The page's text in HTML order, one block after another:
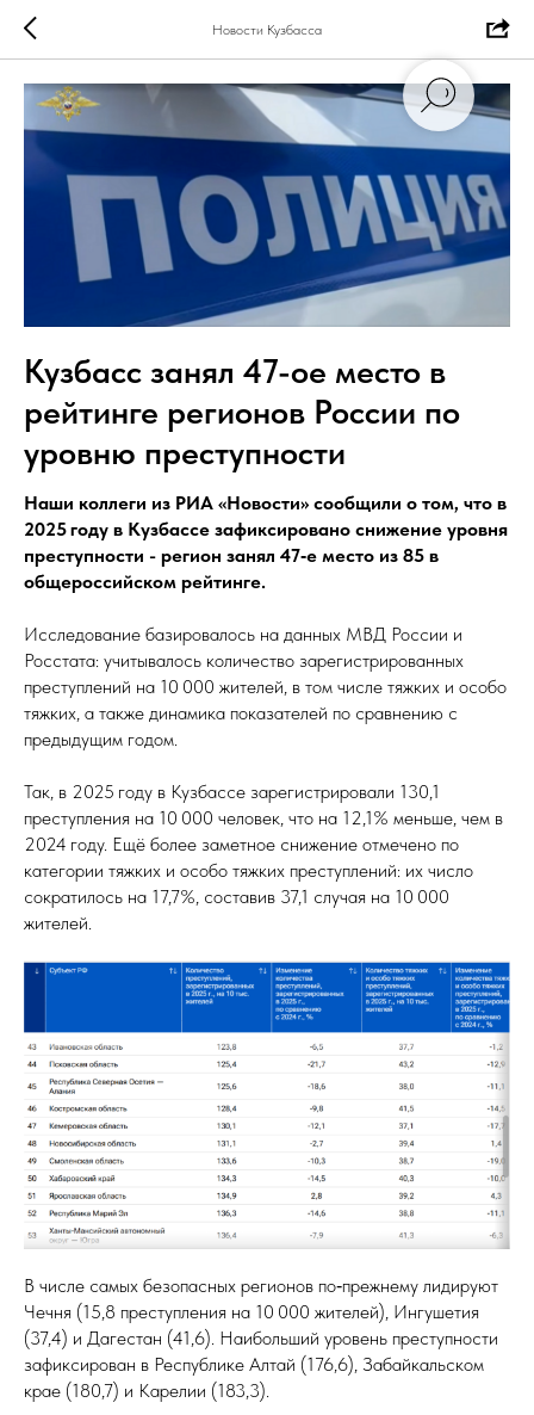
Новости Кузбасса
Кузбасс занял 47-ое место в
рейтинге регионов России по
уровню преступности
Наши коллеги из РИА «Новости» сообщили о том, что в
2025 году в Кузбассе зафиксировано снижение уровня
преступности - регион занял 47‑е место из 85 в
общероссийском рейтинге.
Исследование базировалось на данных МВД России и
Росстата: учитывалось количество зарегистрированных
преступлений на 10 000 жителей, в том числе тяжких и особо
тяжких, а также динамика показателей по сравнению с
предыдущим годом.
Так, в 2025 году в Кузбассе зарегистрировали 130,1
преступления на 10 000 человек, что на 12,1% меньше, чем в
2024 году. Ещё более заметное снижение отмечено по
категории тяжких и особо тяжких преступлений: их число
сократилось на 17,7%, составив 37,1 случая на 10 000
жителей.
В числе самых безопасных регионов по‑прежнему лидируют
Чечня (15,8 преступления на 10 000 жителей), Ингушетия
(37,4) и Дагестан (41,6). Наибольший уровень преступности
зафиксирован в Республике Алтай (176,6), Забайкальском
крае (180,7) и Карелии (183,3).